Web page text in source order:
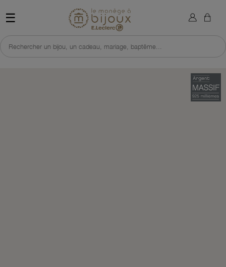
☰ Retour à l'accueil du site
Rechercher un bijou, un cadeau, mariage, baptême...
×